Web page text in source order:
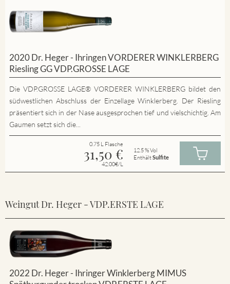
2020 Dr. Heger - Ihringen VORDERER WINKLERBERG
Riesling GG VDP.GROSSE LAGE
Die VDP.GROSSE LAGE® VORDERER WINKLERBERG bildet den
südwestlichen Abschluss der Einzellage Winklerberg. Der Riesling
präsentiert sich in der Nase ausgesprochen tief und vielschichtig. Am
Gaumen setzt sich die...
0.75 L Flasche
31,50 €
42.00€/L
12.5 % Vol
EnthältSulfite
Weingut Dr. Heger - VDP.ERSTE LAGE
2022 Dr. Heger - Ihringer Winklerberg MIMUS